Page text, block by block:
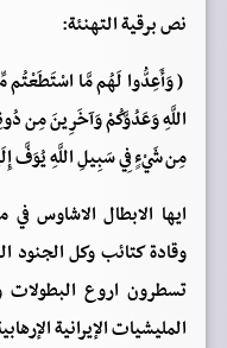
نص برقية التهنئة:
( وَأَعِدُّوا لَهُم مَّا
اللَّهِ وَعَدُوَّكُمْ وَآخَرِينَ مِن
مِن شَيْءٍ فِي سَبِيلِ اللَّهِ يُوَفَّ
ايها الابطال الاشاوس
وقادة كتائب وكل الجنود
تسطرون اروع البطولات
المليشيات الإيرانية